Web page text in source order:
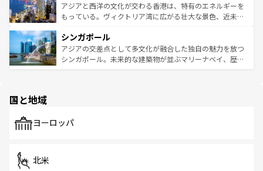
ひ現地で味わいたい。どの地域を訪れてもあたたかい人々
が旅行者を迎えてくれるので、きっと忘れられない旅にな
参照してほしい。
帯で自然と触れ合い、南部ではプーケットやクラビの美し
いビーチでリゾート気分を楽しむことができる。タイ料理
激する。気候は一年中温暖で、どの季節にも異なる楽しみ
が待っている。親しみやすいタイの人々、仏教を中心とし
た文化、そして多様な観光資源が、訪れる旅人を魅了し続
アジアと西洋の文化が交わる香港は、特有のエネルギーを
もっている。ヴィクトリア湾に広がる壮大な景色、近未来
み、どこを訪れても感動するはず。観光スポットが密集し
ており、効率よく見どころを回れるのも魅力。息をのむよ
うな絶景から文化的な体験まで、香港を存分に楽しみ尽く
シンガポール
アジアの交差点として多文化が融合した独自の魅力を放つ
シンガポール。未来的な建築物が並ぶマリーナベイ、歴史
で、ホーカーズは地元の風情を楽しめる外せないスポット
国と地域
ヨーロッパ
北米